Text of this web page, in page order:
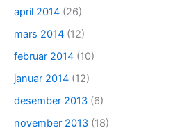
april 2014 (26)
mars 2014 (12)
februar 2014 (10)
januar 2014 (12)
desember 2013 (6)
november 2013 (18)